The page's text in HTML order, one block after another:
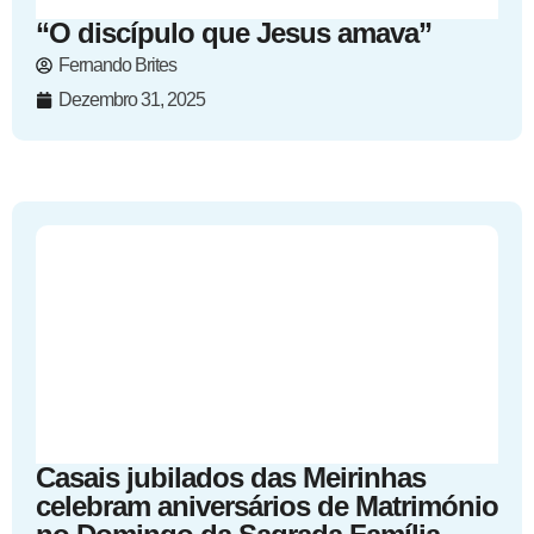
“O discípulo que Jesus amava”
Fernando Brites
Dezembro 31, 2025
Casais jubilados das Meirinhas
celebram aniversários de Matrimónio